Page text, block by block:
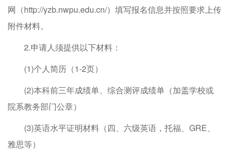
网（http://yzb.nwpu.edu.cn/）填写报名信息并按照要求上传
附件材料。
2.申请人须提供以下材料：
(1)个人简历（1-2页）
(2)本科前三年成绩单、综合测评成绩单（加盖学校或
院系教务部门公章）
(3)英语水平证明材料（四、六级英语，托福、GRE、
雅思等）